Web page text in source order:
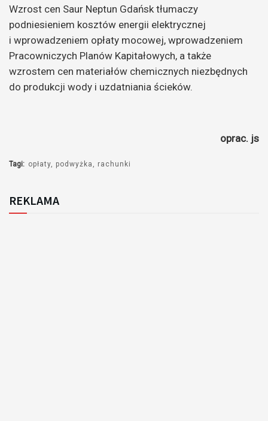
Wzrost cen Saur Neptun Gdańsk tłumaczy
podniesieniem kosztów energii elektrycznej
i wprowadzeniem opłaty mocowej, wprowadzeniem
Pracowniczych Planów Kapitałowych, a także
wzrostem cen materiałów chemicznych niezbędnych
do produkcji wody i uzdatniania ścieków.
oprac. js
Tagi: opłaty podwyżka rachunki
REKLAMA